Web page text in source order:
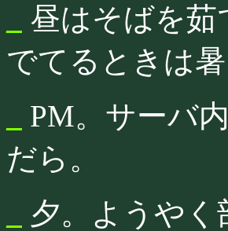
昼はそばを
でてるときは
PM。サーバ
だら。
夕。ようや